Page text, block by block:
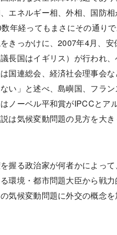
エネルギー相、外相、国防
年経ってもまさにその通り
きっかけに、2007年4月、
長国はイギリス）が行われ
国連総会、経済社会理事会
い」と述べ、島嶼国、フラ
ノーベル平和賞がIPCCとア
は気候変動問題の見方を大
握る政治家が何者かによっ
環境・都市問題大臣から戦
気候変動問題に外交の概念